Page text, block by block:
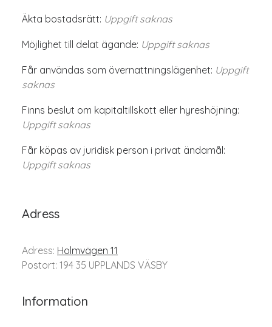
Äkta bostadsrätt: Uppgift saknas
Möjlighet till delat ägande: Uppgift saknas
Får användas som övernattningslägenhet: Uppgift
saknas
Finns beslut om kapitaltillskott eller hyreshöjning:
Uppgift saknas
Får köpas av juridisk person i privat ändamål:
Uppgift saknas
Adress
Adress: Holmvägen 11
Postort: 194 35 UPPLANDS VÄSBY
Information